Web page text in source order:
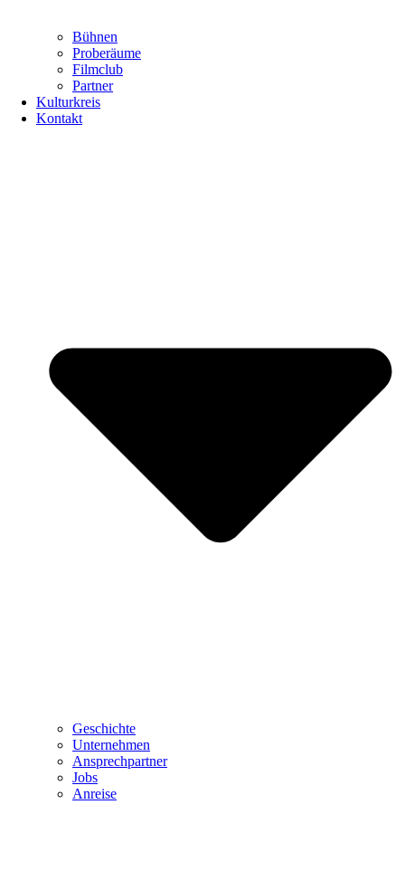
Bühnen
Proberäume
Filmclub
Partner
Kulturkreis
Kontakt
Geschichte
Unternehmen
Ansprechpartner
Jobs
Anreise